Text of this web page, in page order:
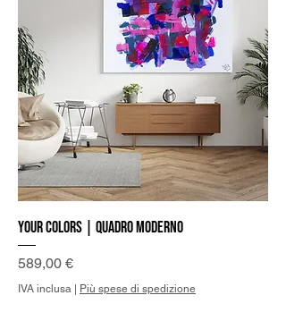
Your Colors | Quadro Moderno
Prezzo
589,00 €
IVA inclusa Più spese di spedizione